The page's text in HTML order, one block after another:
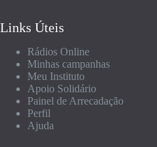
Links Úteis
Rádios Online
Minhas campanhas
Meu Instituto
Apoio Solidário
Painel de Arrecadação
Perfil
Ajuda